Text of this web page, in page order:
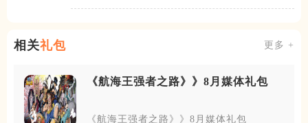
相关礼包 更多 +
《航海王强者之路》》8月媒体礼包
《航海王强者之路》》8月媒体礼包